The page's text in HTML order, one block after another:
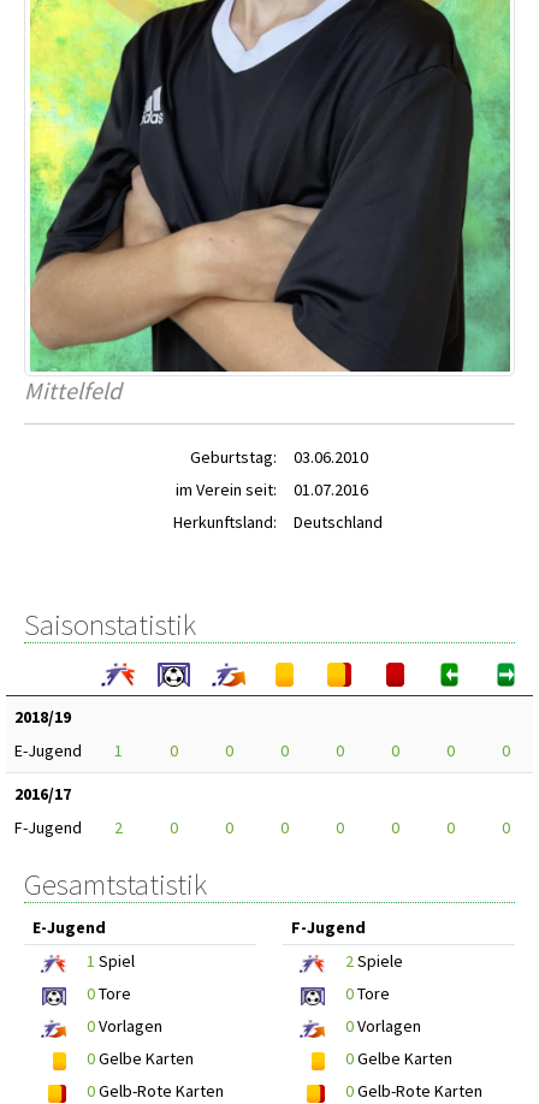
Mittelfeld
Geburtstag:
03.06.2010
im Verein seit:
01.07.2016
Herkunftsland:
Deutschland
Saisonstatistik
2018/19
E-Jugend
1 0 0 0 0 0 0
0
2016/17
F-Jugend
2 0 0 0 0 0 0 0
Gesamtstatistik
E-Jugend
1 Spiel
0Tore
0Vorlagen
0Gelbe Karten
0Gelb-Rote Karten
F-Jugend
2Spiele
0Tore
0Vorlagen
0Gelbe Karten
0Gelb-Rote Karten